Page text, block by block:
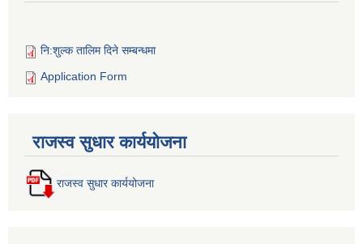
नि:शुल्क तालिम दिने सम्बन्धमा
Application Form
राजस्व सुधार कार्ययोजना
राजस्व सुधार कार्ययोजना